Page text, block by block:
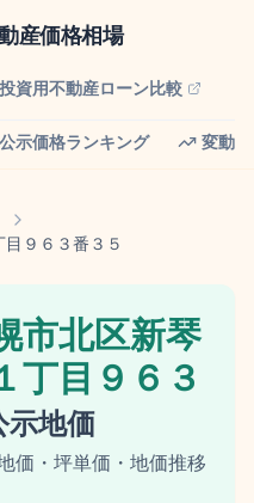
産価格相場
投資用不動産ローン比較
示価格ランキング 変動
９６３番３５
市北区新琴
丁目９６３
示地価
価 ・坪単価・地価推移